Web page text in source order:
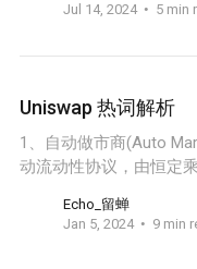
Jul 14, 2024
5 min
Uniswap 热词解析
1、自动做市商(Auto
动流动性协议，由恒定
Echo_留蝉
Jan 5, 2024
9 min